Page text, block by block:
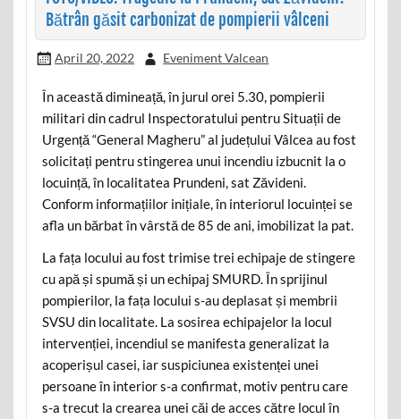
Bătrân găsit carbonizat de pompierii vâlceni
April 20, 2022 Eveniment Valcean
În această dimineață, în jurul orei 5.30, pompierii
militari din cadrul Inspectoratului pentru Situații de
Urgență “General Magheru” al județului Vâlcea au fost
solicitați pentru stingerea unui incendiu izbucnit la o
locuință, în localitatea Prundeni, sat Zăvideni.
Conform informațiilor inițiale, în interiorul locuinței se
afla un bărbat în vârstă de 85 de ani, imobilizat la pat.
La fața locului au fost trimise trei echipaje de stingere
cu apă și spumă și un echipaj SMURD. În sprijinul
pompierilor, la fața locului s-au deplasat și membrii
SVSU din localitate. La sosirea echipajelor la locul
intervenției, incendiul se manifesta generalizat la
acoperișul casei, iar suspiciunea existenței unei
persoane în interior s-a confirmat, motiv pentru care
s-a trecut la crearea unei căi de acces către locul în